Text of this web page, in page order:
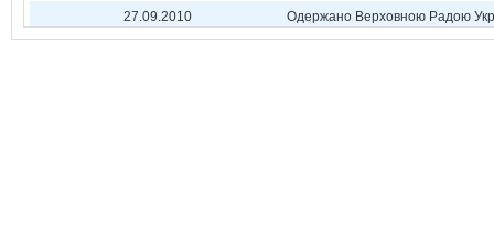
27.09.2010
Одержано Верховною Радою